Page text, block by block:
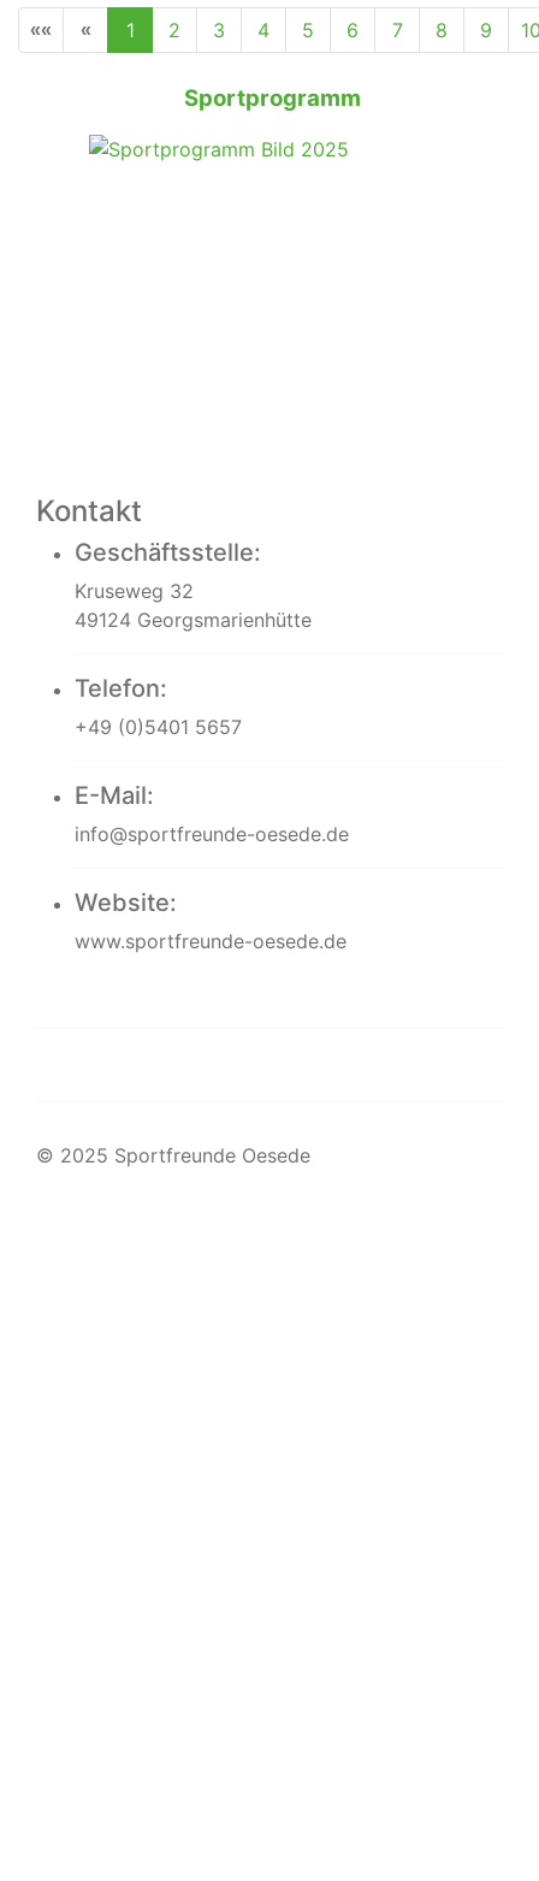
1 2 3 4 5 6 7 8 9
Sportprogramm
Kontakt
Geschäftsstelle:
Kruseweg 32
49124 Georgsmarienhütte
Telefon:
+49 (0)5401 5657
E-Mail:
info@sportfreunde-oesede.de
Website:
www.sportfreunde-oesede.de
© 2025 Sportfreunde Oesede